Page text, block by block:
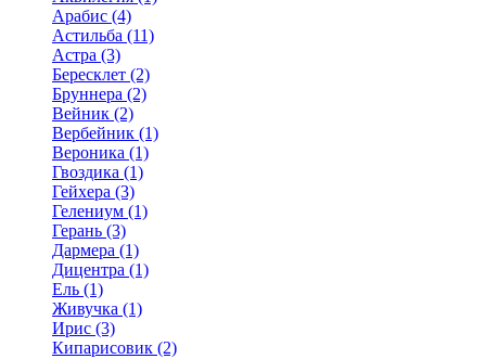
Арабис (4)
Астильба (11)
Астра (3)
Бересклет (2)
Бруннера (2)
Вейник (2)
Вербейник (1)
Вероника (1)
Гвоздика (1)
Гейхера (3)
Гелениум (1)
Герань (3)
Дармера (1)
Дицентра (1)
Ель (1)
Живучка (1)
Ирис (3)
Кипарисовик (2)